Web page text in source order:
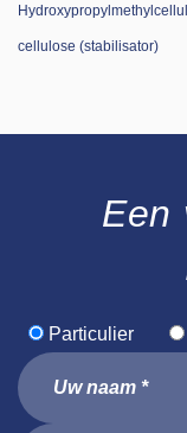
cellulose (stabilisator)
Een
Particulier